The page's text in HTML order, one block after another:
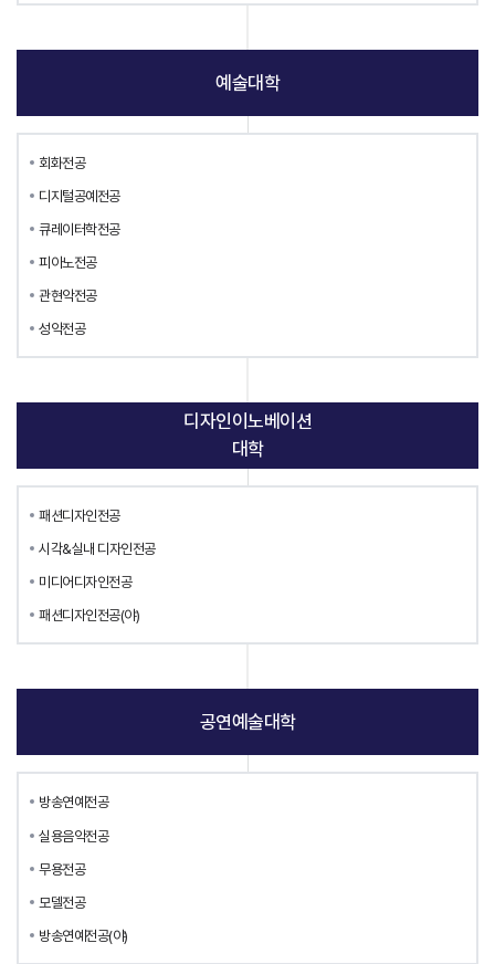
예술대학
회화전공
디지털공예전공
큐레이터학전공
피아노전공
관현악전공
성악전공
디자인이노베이션
대학
패션디자인전공
시각&실내 디자인전공
미디어디자인전공
패션디자인전공(야)
공연예술대학
방송연예전공
실용음악전공
무용전공
모델전공
방송연예전공(야)